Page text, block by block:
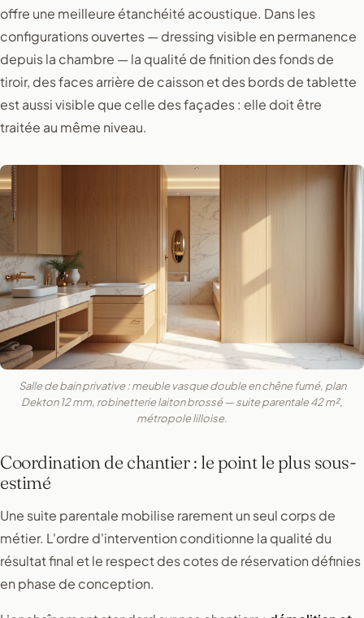
offre une meilleure étanchéité acoustique. Dans les
configurations ouvertes — dressing visible en permanence
depuis la chambre — la qualité de finition des fonds de
tiroir, des faces arrière de caisson et des bords de tablette
est aussi visible que celle des façades : elle doit être
traitée au même niveau.
Salle de bain privative : meuble vasque double en chêne fumé, plan
Dekton 12 mm, robinetterie laiton brossé — suite parentale 42 m²,
métropole lilloise.
Coordination de chantier : le point le plus sous-
estimé
Une suite parentale mobilise rarement un seul corps de
métier. L'ordre d'intervention conditionne la qualité du
résultat final et le respect des cotes de réservation définies
en phase de conception.